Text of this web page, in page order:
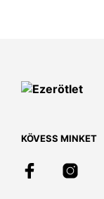
KÖVESS MINKET